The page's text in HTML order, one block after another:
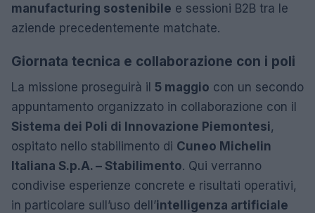
manufacturing sostenibile e sessioni B2B tra le
aziende precedentemente matchate.
Giornata tecnica e collaborazione con i poli
La missione proseguirà il 5 maggio con un secondo
appuntamento organizzato in collaborazione con il
Sistema dei Poli di Innovazione Piemontesi,
ospitato nello stabilimento di Cuneo Michelin
Italiana S.p.A. – Stabilimento. Qui verranno
condivise esperienze concrete e risultati operativi,
in particolare sull’uso dell’intelligenza artificiale